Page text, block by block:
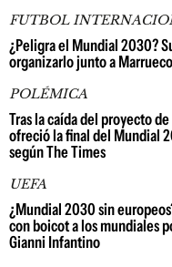
FUTBOL
¿Peligra el Mundial 2030?
organizarlo junto a
POLÉMICA
Tras la caída del proyecto
ofreció la final del Mundial
según The Times
UEFA
¿Mundial 2030 sin
con boicot a los mundiales
Gianni Infantino